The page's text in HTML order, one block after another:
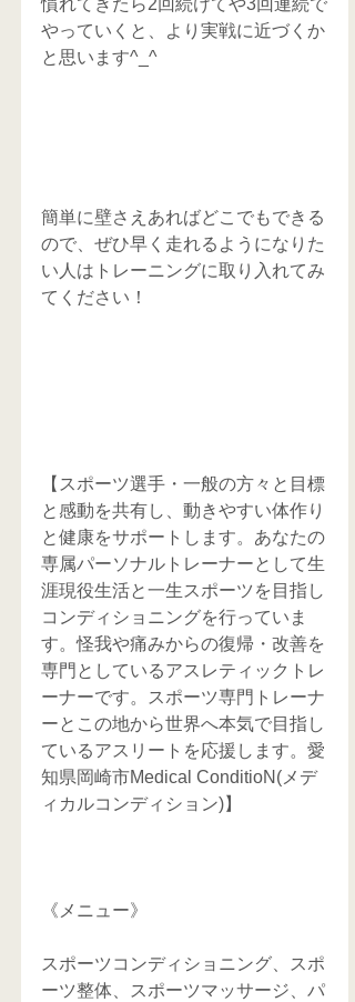
やっていくと、より実戦に近づくか
と思います^_^
簡単に壁さえあればどこでもできる
ので、ぜひ早く走れるようになりた
い人はトレーニングに取り入れてみ
てください！
【スポーツ選手・一般の方々と目標
と感動を共有し、動きやすい体作り
と健康をサポートします。あなたの
専属パーソナルトレーナーとして生
涯現役生活と一生スポーツを目指し
コンディショニングを行っていま
す。怪我や痛みからの復帰・改善を
専門としているアスレティックトレ
ーナーです。スポーツ専門トレーナ
ーとこの地から世界へ本気で目指し
ているアスリートを応援します。愛
知県岡崎市Medical ConditioN(メデ
ィカルコンディション)】
《メニュー》
スポーツコンディショニング、スポ
ーツ整体、スポーツマッサージ、パ